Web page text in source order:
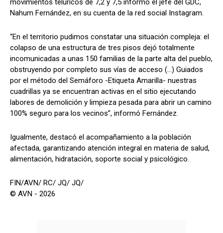
movimientos telúricos de 7,2 y 7,5 informó el jefe del GDC,
Nahum Fernández, en su cuenta de la red social Instagram.
“En el territorio pudimos constatar una situación compleja: el
colapso de una estructura de tres pisos dejó totalmente
incomunicadas a unas 150 familias de la parte alta del pueblo,
obstruyendo por completo sus vías de acceso (…) Guiados
por el método del Semáforo -Etiqueta Amarilla- nuestras
cuadrillas ya se encuentran activas en el sitio ejecutando
labores de demolición y limpieza pesada para abrir un camino
100% seguro para los vecinos”, informó Fernández.
Igualmente, destacó el acompañamiento a la población
afectada, garantizando atención integral en materia de salud,
alimentación, hidratación, soporte social y psicológico.
FIN/AVN/ RC/ JQ/ JQ/
© AVN - 2026